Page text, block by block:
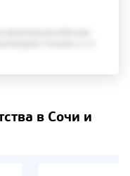
в Сочи и